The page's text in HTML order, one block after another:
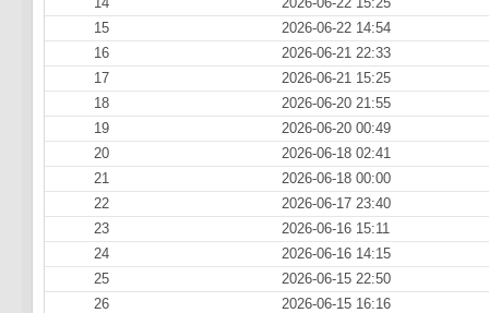
15
2026-06-22 14:54
16
2026-06-21 22:33
17
2026-06-21 15:25
18
2026-06-20 21:55
19
2026-06-20 00:49
20
2026-06-18 02:41
21
2026-06-18 00:00
22
2026-06-17 23:40
23
2026-06-16 15:11
24
2026-06-16 14:15
25
2026-06-15 22:50
26
2026-06-15 16:16